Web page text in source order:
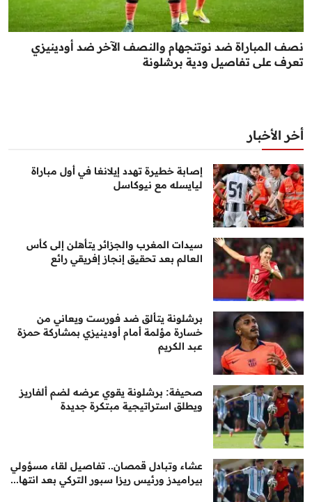
نصف المباراة ضد نوتنجهام والنصف الآخر ضد أودينيزي
تعرف على تفاصيل ودية برشلونة
أخر الأخبار
إصابة خطيرة تهدد إيلانغا في أول مباراة
ليايسله مع نيوكاسل
سيدات المغرب والجزائر يتأهلن إلى كأس
العالم بعد تحقيق إنجاز إفريقي رائع
برشلونة يتألق ضد فورست ويعاني من
خسارة مؤلمة أمام أودينيزي بمشاركة حمزة
عبد الكريم
صحيفة: برشلونة يقوي عرضه لضم ألفاريز
ويطلق استراتيجية مبتكرة جديدة
عشاء وتبادل قمصان.. تفاصيل لقاء مسؤولي
بيراميدز ورئيس ريزا سبور التركي بعد انتها...